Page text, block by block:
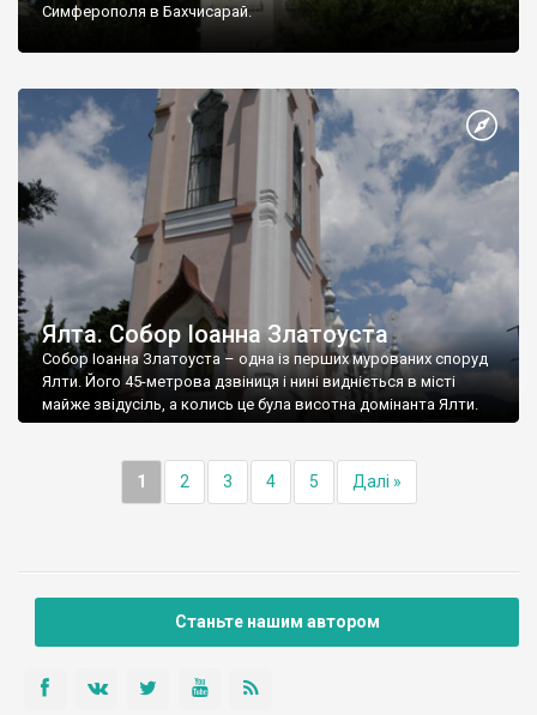
Симферополя в Бахчисарай.
Ялта. Собор Іоанна Златоуста
Собор Іоанна Златоуста – одна із перших мурованих споруд
Ялти. Його 45-метрова дзвіниця і нині видніється в місті
майже звідусіль, а колись це була висотна домінанта Ялти.
1 2 3 4 5 Далі »
Станьте нашим автором